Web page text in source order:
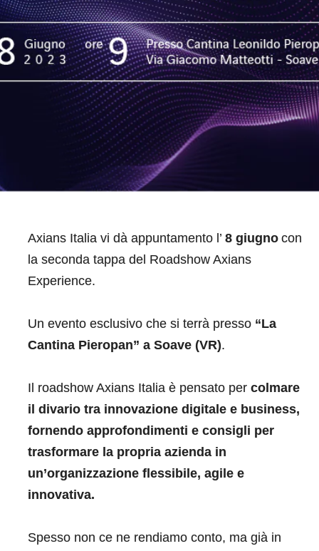
Lavora con noi
Contatti
Lavora con noi
Contatti
Axians Italia vi dà appuntamento l’ 8 giugno con
la seconda tappa del Roadshow Axians
Experience.
Un evento esclusivo che si terrà presso “La
Cantina Pieropan” a Soave (VR).
Il roadshow Axians Italia è pensato per colmare
il divario tra innovazione digitale e business,
fornendo approfondimenti e consigli per
trasformare la propria azienda in
un’organizzazione flessibile, agile e
innovativa.
Spesso non ce ne rendiamo conto, ma già in